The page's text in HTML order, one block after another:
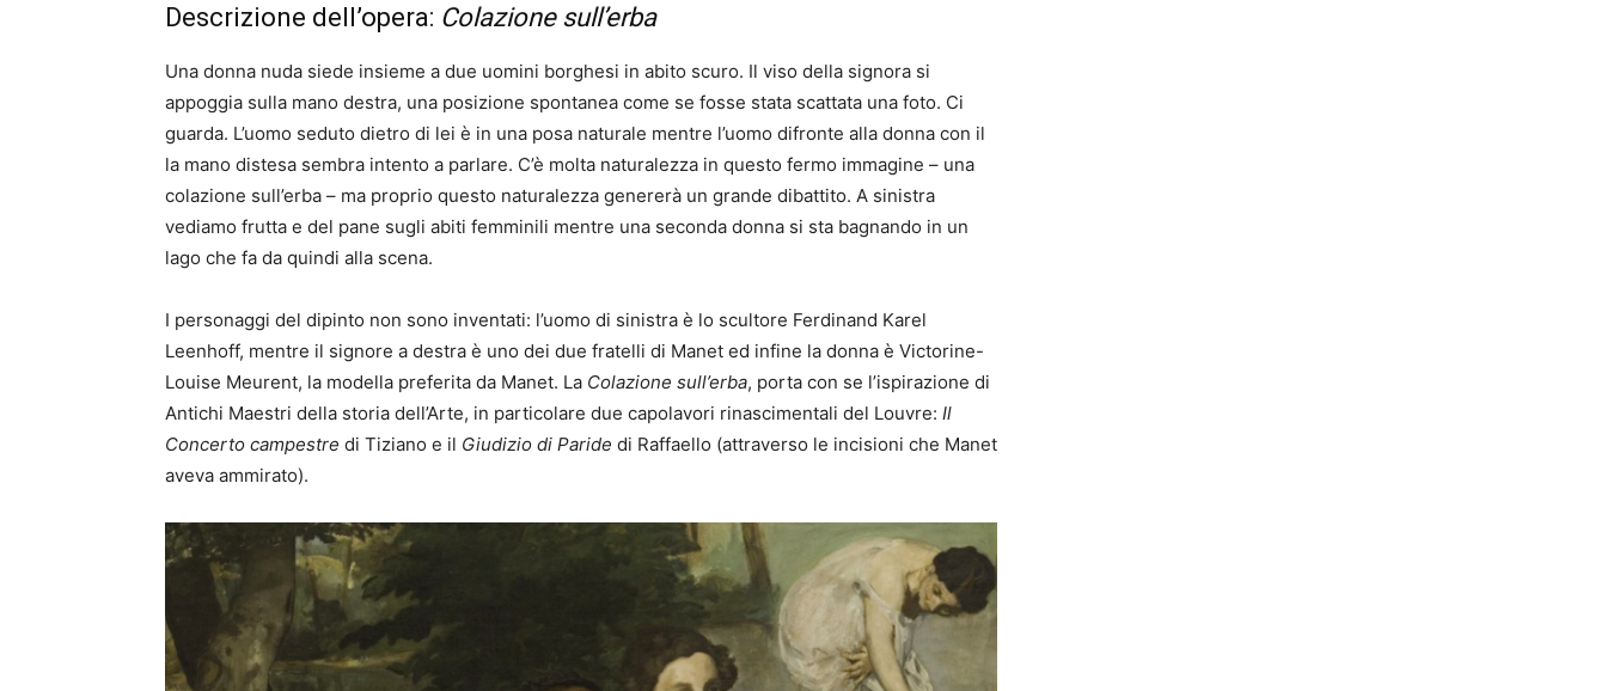
Descrizione dell’opera: Colazione sull’erba
Una donna nuda siede insieme a due uomini borghesi in abito scuro. Il viso della signora si
appoggia sulla mano destra, una posizione spontanea come se fosse stata scattata una foto. Ci
guarda. L’uomo seduto dietro di lei è in una posa naturale mentre l’uomo difronte alla donna con il
la mano distesa sembra intento a parlare. C’è molta naturalezza in questo fermo immagine – una
colazione sull’erba – ma proprio questo naturalezza genererà un grande dibattito. A sinistra
vediamo frutta e del pane sugli abiti femminili mentre una seconda donna si sta bagnando in un
lago che fa da quindi alla scena.
I personaggi del dipinto non sono inventati: l’uomo di sinistra è lo scultore Ferdinand Karel
Leenhoff, mentre il signore a destra è uno dei due fratelli di Manet ed infine la donna è Victorine-
Louise Meurent, la modella preferita da Manet. La Colazione sull’erba, porta con se l’ispirazione di
Antichi Maestri della storia dell’Arte, in particolare due capolavori rinascimentali del Louvre: Il
Concerto campestre di Tiziano e il Giudizio di Paride di Raffaello (attraverso le incisioni che Manet
aveva ammirato).